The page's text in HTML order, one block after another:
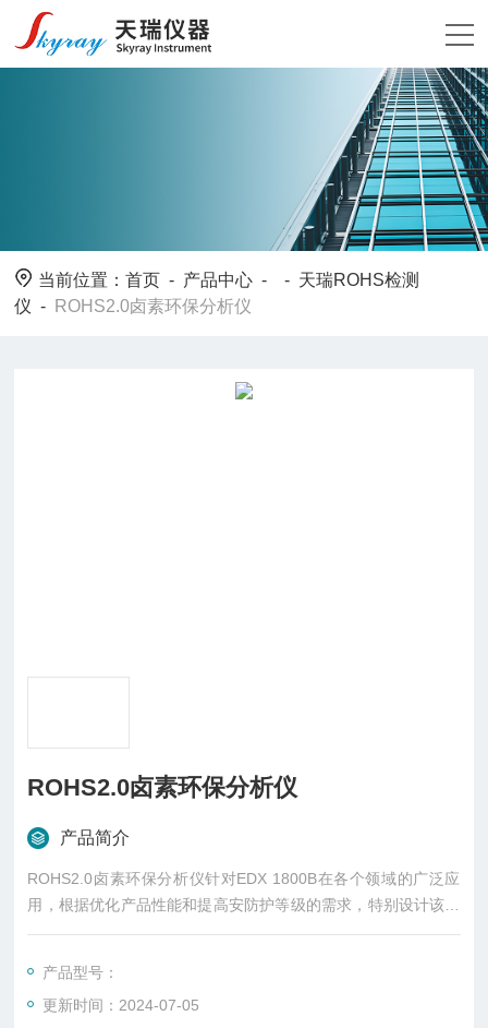
当前位置：首页 - 产品中心 - - 天瑞ROHS检测
仪 - ROHS2.0卤素环保分析仪
ROHS2.0卤素环保分析仪
产品简介
ROHS2.0卤素环保分析仪针对EDX 1800B在各个领域的广泛应
用，根据优化产品性能和提高安防护等级的需求，特别设计该款
EDX 1800E。应用新代的高压电源和X光管，提高产品的性；利
产品型号：
更新时间：2024-07-05